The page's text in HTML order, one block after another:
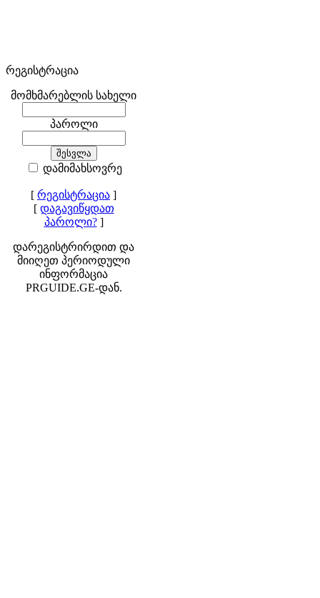
რეგისტრაცია
მომხმარებლის სახელი
პაროლი
დამიმახსოვრე
[ რეგისტრაცია ]
[ დაგავიწყდათ
პაროლი?]
დარეგისტრირდით და
მიიღეთ პერიოდული
ინფორმაცია
PRGUIDE.GE-დან.